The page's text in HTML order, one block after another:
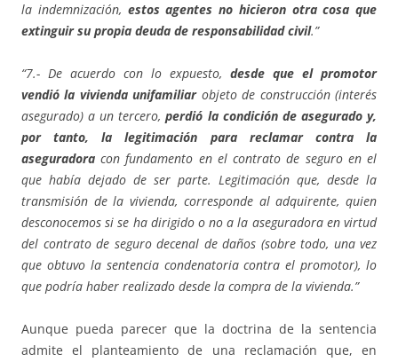
la indemnización, estos agentes no hicieron otra cosa que
extinguir su propia deuda de responsabilidad civil.”
“7.- De acuerdo con lo expuesto, desde que el promotor
vendió la vivienda unifamiliarobjeto de construcción (interés
asegurado) a un tercero,perdió la condición de asegurado y,
por tanto, la legitimación para reclamar contra la
aseguradora con fundamento en el contrato de seguro en el
que había dejado de ser parte. Legitimación que, desde la
transmisión de la vivienda, corresponde al adquirente, quien
desconocemos si se ha dirigido o no a la aseguradora en virtud
del contrato de seguro decenal de daños (sobre todo, una vez
que obtuvo la sentencia condenatoria contra el promotor), lo
que podría haber realizado desde la compra de la vivienda.”
Aunque pueda parecer que la doctrina de la sentencia
admite el planteamiento de una reclamación que, en